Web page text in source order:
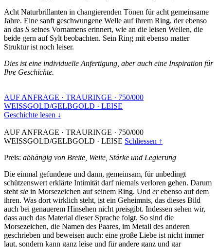
Acht Naturbrillanten in changierenden Tönen für acht gemeinsame
Jahre. Eine sanft geschwungene Welle auf ihrem Ring, der ebenso
an das S seines Vornamens erinnert, wie an die leisen Wellen, die
beide gern auf Sylt beobachten. Sein Ring mit ebenso matter
Struktur ist noch leiser.
Dies ist eine individuelle Anfertigung, aber auch eine Inspiration für
Ihre Geschichte.
AUF ANFRAGE · TRAURINGE · 750/000
WEISSGOLD/GELBGOLD · LEISE
Geschichte lesen ↓
AUF ANFRAGE · TRAURINGE · 750/000
WEISSGOLD/GELBGOLD · LEISE Schliessen ↑
Preis: abhängig von Breite, Weite, Stärke und Legierung
Die einmal gefundene und dann, gemeinsam, für unbedingt
schützenswert erklärte Intimität darf niemals verloren gehen. Darum
steht sie in Morsezeichen auf seinem Ring. Und erebenso auf dem
ihren. Was dort wirklich steht, ist ein Geheimnis, das dieses Bild
auch bei genauerem Hinsehen nicht preisgibt. Indessen sehen wir,
dass auch das Material dieser Sprache folgt. So sind die
Morsezeichen, die Namen des Paares, im Metall des anderen
geschrieben und beweisen auch: eine große Liebe ist nicht immer
laut, sondern kann ganz leise und für andere ganz und gar